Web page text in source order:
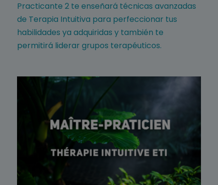
Practicante 2 te enseñará técnicas avanzadas
de Terapia Intuitiva para perfeccionar tus
habilidades ya adquiridas y también te
permitirá liderar grupos terapéuticos.